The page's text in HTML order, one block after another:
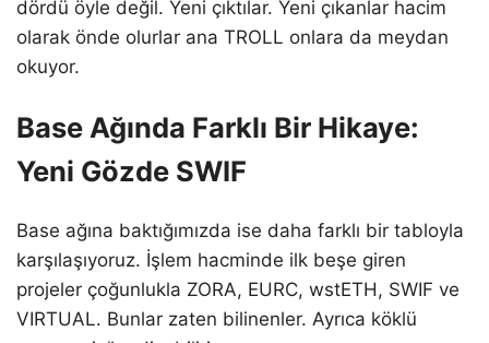
dördü öyle değil. Yeni çıktılar. Yeni çıkanlar hacim
olarak önde olurlar ana TROLL onlara da meydan
okuyor.
Base Ağında Farklı Bir Hikaye:
Yeni Gözde SWIF
Base ağına baktığımızda ise daha farklı bir tabloyla
karşılaşıyoruz. İşlem hacminde ilk beşe giren
projeler çoğunlukla ZORA, EURC, wstETH, SWIF ve
VIRTUAL. Bunlar zaten bilinenler. Ayrıca köklü